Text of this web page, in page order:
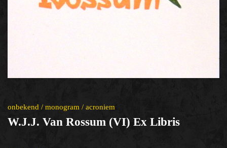
onbekend / monogram / acroniem
W.J.J. Van Rossum (VI) Ex Libris